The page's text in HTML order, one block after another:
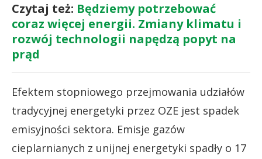
Czytaj też: Będziemy potrzebować
coraz więcej energii. Zmiany klimatu i
rozwój technologii napędzą popyt na
prąd
Efektem stopniowego przejmowania udziałów
tradycyjnej energetyki przez OZE jest spadek
emisyjności sektora. Emisje gazów
cieplarnianych z unijnej energetyki spadły o 17